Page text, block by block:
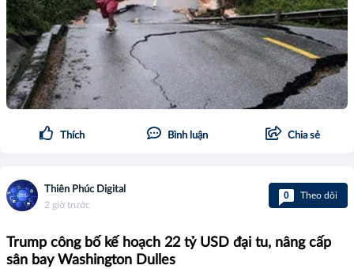
Thích Bình luận Chia sẻ
Thiên Phúc Digital
2 giờ trước
0 Theo dõi
Trump công bố kế hoạch 22 tỷ USD đại tu, nâng cấp
sân bay Washington Dulles